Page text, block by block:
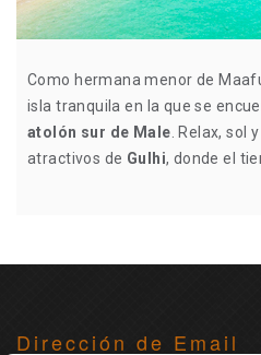
Como hermana menor de
isla tranquila en la que se
atolón sur de Male . Relax, sol
atractivos de Gulhi, donde el